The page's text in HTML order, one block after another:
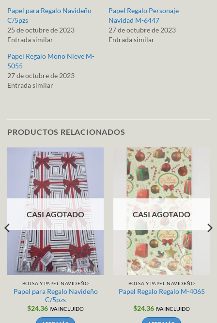
Papel para Regalo Navideño
C/5pzs
25 de octubre de 2023
Entrada similar
Papel Regalo Personaje
Navidad M-6447
27 de octubre de 2023
Entrada similar
Papel Regalo Mono Nieve M-
5055
27 de octubre de 2023
Entrada similar
PRODUCTOS RELACIONADOS
CASI AGOTADO
BOLSA Y PAPEL NAVIDEÑO
Papel para Regalo Navideño
C/5pzs
$24.36 IVA INCLUIDO
CASI AGOTADO
BOLSA Y PAPEL NAVIDEÑO
Papel Regalo Regalo M-4065
$24.36 IVA INCLUIDO